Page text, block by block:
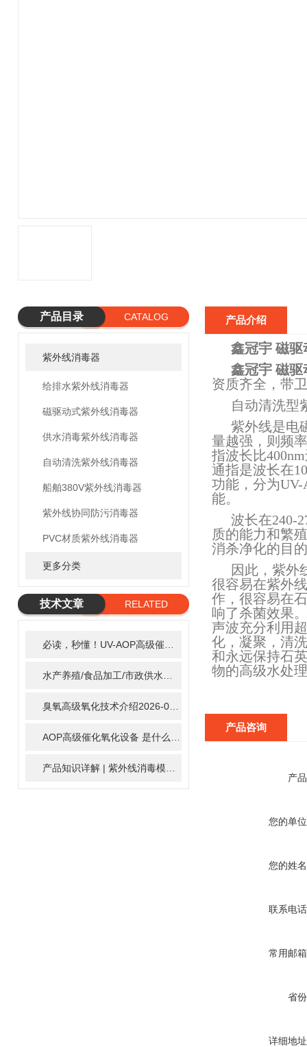
产品目录 CATALOG
紫外线消毒器
给排水紫外线消毒器
磁驱动式紫外线消毒器
供水消毒紫外线消毒器
自动清洗紫外线消毒器
船舶380V紫外线消毒器
紫外线协同防污消毒器
PVC材质紫外线消毒器
更多分类
技术文章
RELATED
臭氧高级氧化技术介绍2026-02-27
产品介绍
鑫冠宇 磁
鑫冠宇 磁
资质齐全，带
自动清洗型
紫外线是电
量越强，则频
指波长比
通指是波长在
功能，分为UV-
能。
波长在240-
质的能力和繁
消杀净化的目
因此，紫外
很容易在紫外
作，很容易在
响了杀菌效果
声波充分利用
化，凝聚，清
和永远保持石
物的高级水处
产品咨询
产
您的单
您的姓
联系电
常用邮
省
详细地